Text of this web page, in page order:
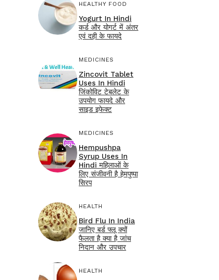
HEALTHY FOOD
Yogurt In Hindi
कर्ड और योगर्ट में अंतर
एवं दही के फायदे
MEDICINES
Zincovit Tablet
Uses In Hindi
जिंकोविट टेबलेट के
उपयोग फायदे और
साइड इफेक्ट
MEDICINES
Hempushpa
Syrup Uses In
Hindi महिलाओं के
लिए संजीवनी है हेमपुष्पा
सिरप
HEALTH
Bird Flu In India
जानिए बर्ड फ्लू क्यों
फैलता है क्या है जांच
निदान और उपचार
HEALTH